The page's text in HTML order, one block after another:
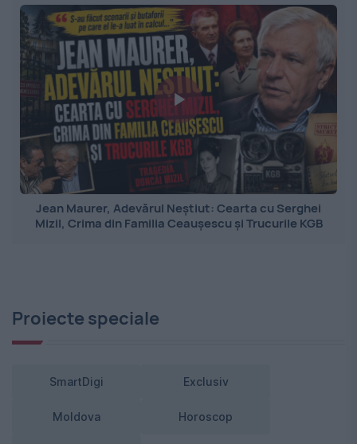
Jean Maurer, Adevărul Neștiut: Cearta cu Serghei
Mizil, Crima din Familia Ceaușescu și Trucurile KGB
Proiecte speciale
SmartDigi Exclusiv
Moldova Horoscop